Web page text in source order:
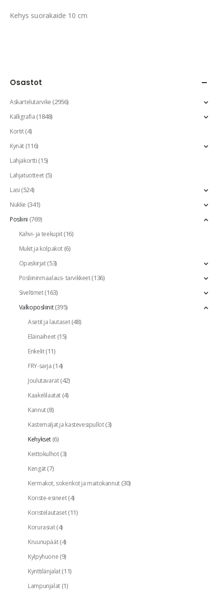
Kehys suorakaide 10 cm
Osastot
Askartelutarvike(2956)
Kalligrafia(1848)
Kortit(4)
Kynät(116)
Lahjakortti(15)
Lahjatuotteet(5)
Lasi(524)
Nukke (341)
Posliini (769)
Kahvi- ja teekupit(16)
Mukit ja kolpakot(6)
Opaskirjat(53)
Posliininmaalaus- tarvikkeet(136)
Siveltimet(163)
Valkoposliinit(395)
Asetit ja lautaset(48)
Eläinaiheet(15)
Enkelit(11)
FRY-sarja(14)
Joulutavarat(42)
Kaakelilaatat(4)
Kannut(8)
Kastemaljat ja kastevesipullot(3)
Kehykset(6)
Keittokulhot(3)
Kengät(7)
Kermakot, sokerikot ja maitokannut(30)
Koriste-esineet(4)
Koristelautaset(11)
Korurasiat(4)
Kruunupäät(4)
Kylpyhuone(9)
Kynttilänjalat(11)
Lampunjalat(1)